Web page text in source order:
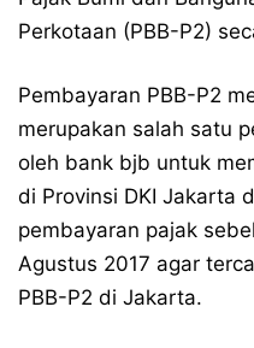
Perkotaan (PBB-P2)
Pembayaran PBB-P2
merupakan salah satu
oleh bank bjb untuk
di Provinsi DKI Jakarta
pembayaran pajak
Agustus 2017 agar
PBB-P2 di Jakarta.